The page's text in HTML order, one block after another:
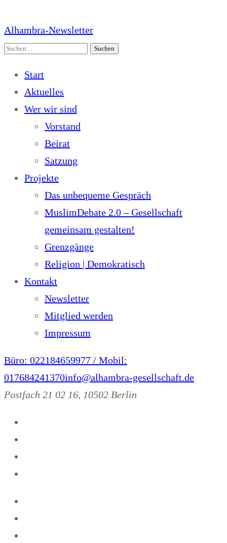
Alhambra-Newsletter
Suchen
Start
Aktuelles
Wer wir sind
Vorstand
Beirat
Satzung
Projekte
Das unbequeme Gespräch
MuslimDebate 2.0 – Gesellschaft
gemeinsam gestalten!
Grenzgänge
Religion | Demokratisch
Kontakt
Newsletter
Mitglied werden
Impressum
Büro: 022184659977 / Mobil:
017684241370info@alhambra-gesellschaft.de
Postfach 21 02 16, 10502 Berlin